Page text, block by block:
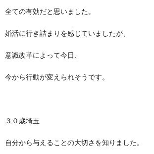
全ての有効だと思いました。
婚活に行き詰まりを感じていましたが、
意識改革によって今日、
今から行動が変えられそうです。
３０歳埼玉
自分から与えることの大切さを知りました。